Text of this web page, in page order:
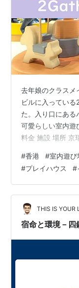
去年娘のクラスメ
ビルに入ってい
た。入り口にある
可愛らしい室内
料金 施設 場所 京
Mun（シェックム
る、京瑞廣場2期
2Gather
ー・プレイハウ
#香港 #室内遊び
#プレイハウス #
THIS IS YOUR
宿命と環境－